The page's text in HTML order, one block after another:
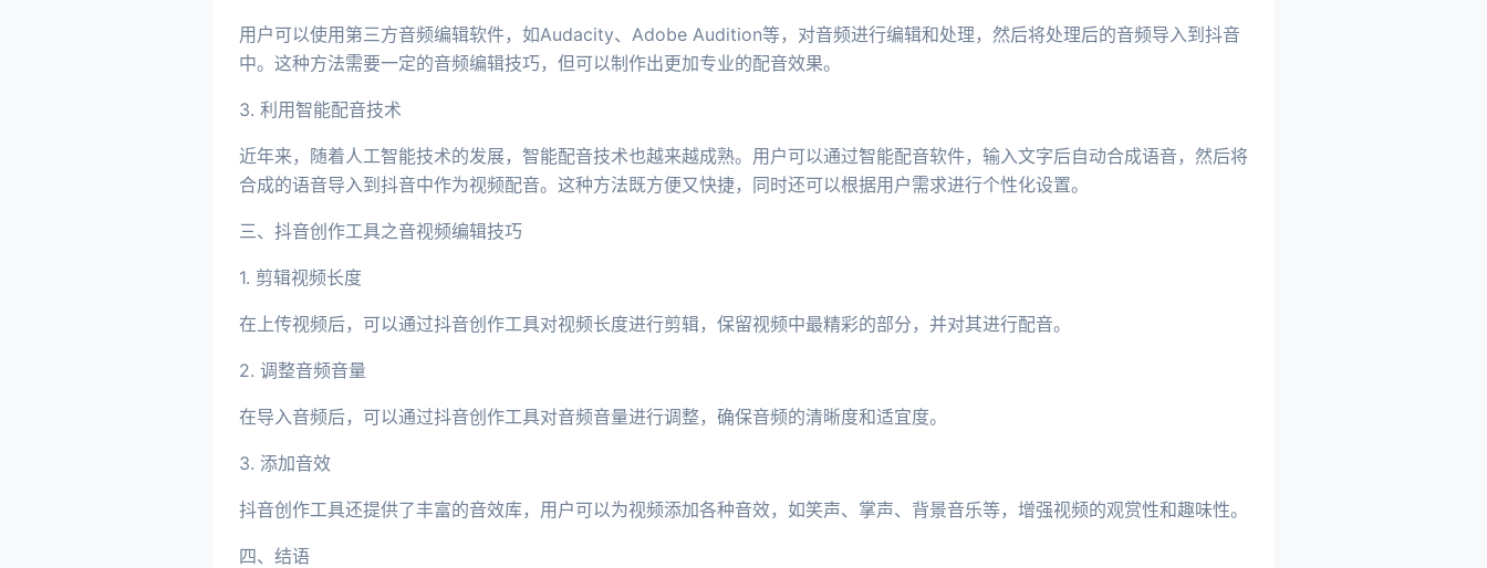
用户可以使用第三方音频编辑软件，如Audacity、Adobe Audition等，对音频进行编辑和处理，然后将处理后的音频导入到抖音
中。这种方法需要一定的音频编辑技巧，但可以制作出更加专业的配音效果。
3. 利用智能配音技术
近年来，随着人工智能技术的发展，智能配音技术也越来越成熟。用户可以通过智能配音软件，输入文字后自动合成语音，然后将
合成的语音导入到抖音中作为视频配音。这种方法既方便又快捷，同时还可以根据用户需求进行个性化设置。
三、抖音创作工具之音视频编辑技巧
1. 剪辑视频长度
在上传视频后，可以通过抖音创作工具对视频长度进行剪辑，保留视频中最精彩的部分，并对其进行配音。
2. 调整音频音量
在导入音频后，可以通过抖音创作工具对音频音量进行调整，确保音频的清晰度和适宜度。
3. 添加音效
抖音创作工具还提供了丰富的音效库，用户可以为视频添加各种音效，如笑声、掌声、背景音乐等，增强视频的观赏性和趣味性。
四、结语